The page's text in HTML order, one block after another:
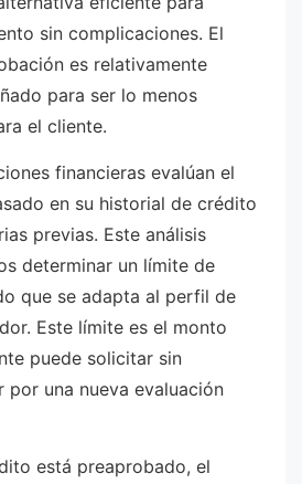
sin complicaciones. El
es relativamente
para ser lo menos
el cliente.
financieras evalúan el
en su historial de crédito
previas. Este análisis
determinar un límite de
que se adapta al perfil de
Este límite es el monto
puede solicitar sin
por una nueva evaluación
está preaprobado, el